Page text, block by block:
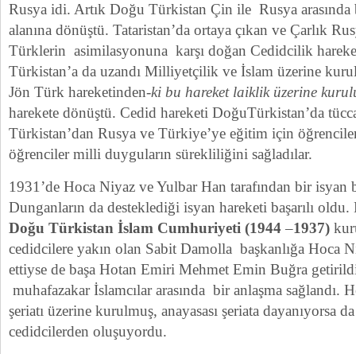
Rusya idi. Artık Doğu Türkistan Çin ile Rusya
alanına dönüştü. Tataristan’da ortaya çıkan ve Çarlık
Türklerin asimilasyonuna karşı doğan Cedidcilik
Türkistan’a da uzandı Milliyetçilik ve İslam üzerine
Jön Türk hareketinden-ki bu hareket laiklik üzerine
harekete dönüştü. Cedid hareketi DoğuTürkistan’da
Türkistan’dan Rusya ve Türkiye’ye eğitim için
öğrenciler milli duyguların sürekliliğini sağladılar.
1931’de Hoca Niyaz ve Yulbar Han tarafından bir isyan
Dunganların da desteklediği isyan hareketi başarılı oldu.
Doğu Türkistan İslam Cumhuriyeti (1944 –1937)
cedidcilere yakın olan Sabit Damolla başkanlığa Hoca
ettiyse de başa Hotan Emiri Mehmet Emin Buğra
muhafazakar İslamcılar arasında bir anlaşma sağlandı.
şeriatı üzerine kurulmuş, anayasası şeriata dayanıyorsa
cedidcilerden oluşuyordu.